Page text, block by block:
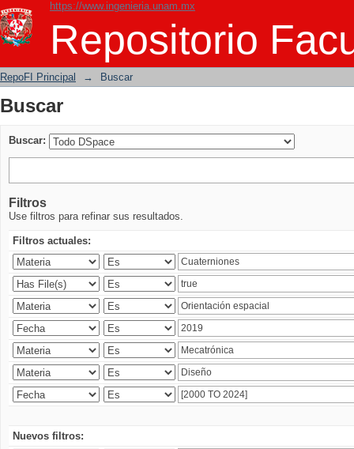
https://www.ingenieria.unam.mx
Repositorio
Buscar
RepoFI Principal → Buscar
Buscar
Buscar:
Filtros
Use filtros para refinar sus resultados.
Filtros actuales:
Nuevos filtros: